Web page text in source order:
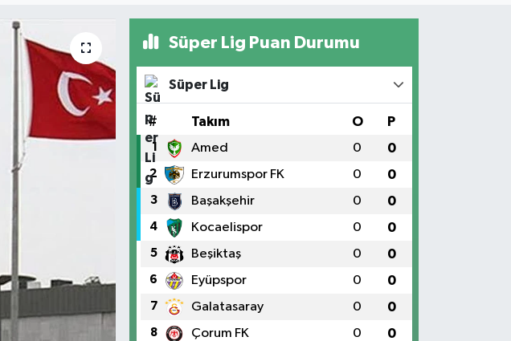
Süper Lig Puan Durumu
Süper Lig
# Takım O P
1 Amed 0 0
2 Erzurumspor FK 0 0
3 Başakşehir 0 0
4 Kocaelispor 0 0
5 Beşiktaş 0 0
6 Eyüpspor 0 0
7 Galatasaray 0 0
8 Çorum FK 0 0